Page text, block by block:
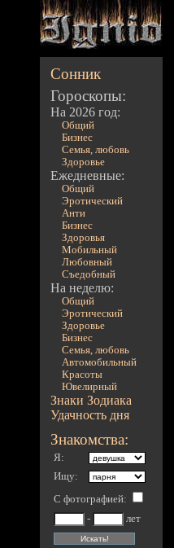
Сонник
Гороскопы:
На 2026 год:
Общий
Бизнес
Семья, любовь
Здоровье
Ежедневные:
Общий
Эротический
Анти
Бизнес
Здоровья
Мобильный
Любовный
Съедобный
На неделю:
Общий
Эротический
Здоровье
Бизнес
Семья, любовь
Автомобильный
Красоты
Ювелирный
Знаки Зодиака
Удачность дня
Знакомства:
Я:
Ищу:
С фотографией:
-
лет